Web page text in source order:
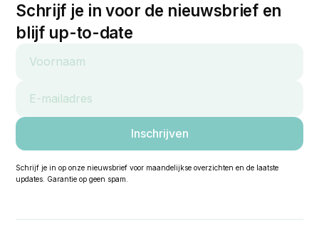
Schrijf je in voor de nieuwsbrief en
blijf up-to-date
Schrijf je in op onze nieuwsbrief voor maandelijkse overzichten en de laatste
updates. Garantie op geen spam.